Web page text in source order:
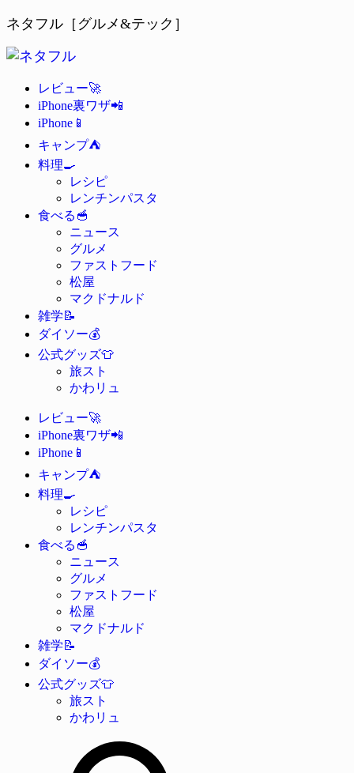
ネタフル［グルメ&テック］
レビュー🚀
iPhone裏ワザ📲
iPhone 📱
キャンプ⛺
料理🍳
レシピ
レンチンパスタ
食べる 🥣
ニュース
グルメ
ファストフード
松屋
マクドナルド
雑学📝
ダイソー💰
公式グッズ👕
旅スト
かわリュ
レビュー🚀
iPhone裏ワザ📲
iPhone 📱
キャンプ⛺
料理🍳
レシピ
レンチンパスタ
食べる 🥣
ニュース
グルメ
ファストフード
松屋
マクドナルド
雑学📝
ダイソー💰
公式グッズ👕
旅スト
かわリュ